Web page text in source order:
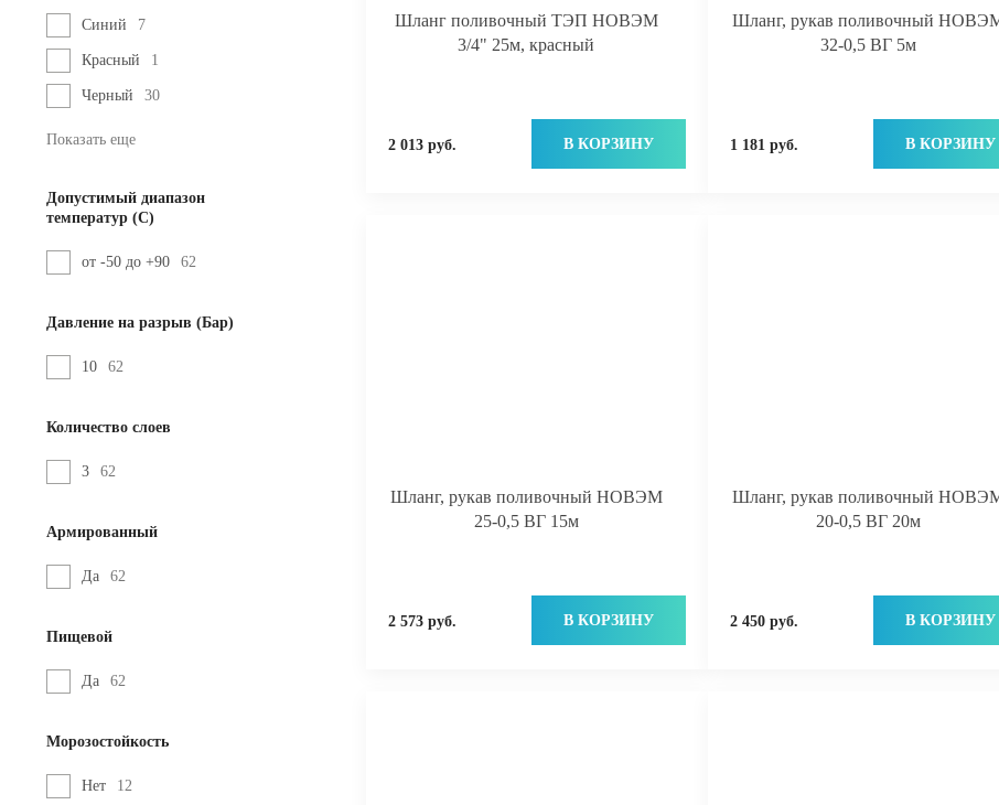
Синий 7
Красный 1
Черный 30
Показать еще
Допустимый диапазон
температур (С)
от -50 до +90 62
Давление на разрыв (Бар)
10 62
Количество слоев
3 62
Армированный
Да 62
Пищевой
Да 62
Морозостойкость
Нет 12
Шланг поливочный ТЭП НОВЭМ
3/4" 25м, красный
2 013 руб. В КОРЗИНУ
Шланг, рукав поливочный
32-0,5 ВГ 5м
1 181 руб. В КОРЗИНУ
Шланг, рукав поливочный НОВЭМ
25-0,5 ВГ 15м
2 573 руб. В КОРЗИНУ
Шланг, рукав поливочный
20-0,5 ВГ 20м
2 450 руб. В КОРЗИНУ